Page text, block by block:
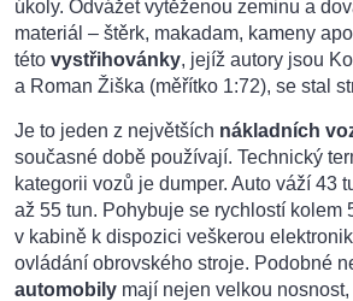
úkoly. Odvážet vytěženou zeminu a
materiál – štěrk, makadam, kameny
této vystřihovánky, jejíž autory jsou
a Roman Žiška (měřítko 1:72), se stal
Je to jeden z největších nákladních
současné době používají. Technický
kategorii vozů je dumper. Auto váží 43
až 55 tun. Pohybuje se rychlostí kolem
v kabině k dispozici veškerou
ovládání obrovského stroje. Podobné
automobily mají nejen velkou